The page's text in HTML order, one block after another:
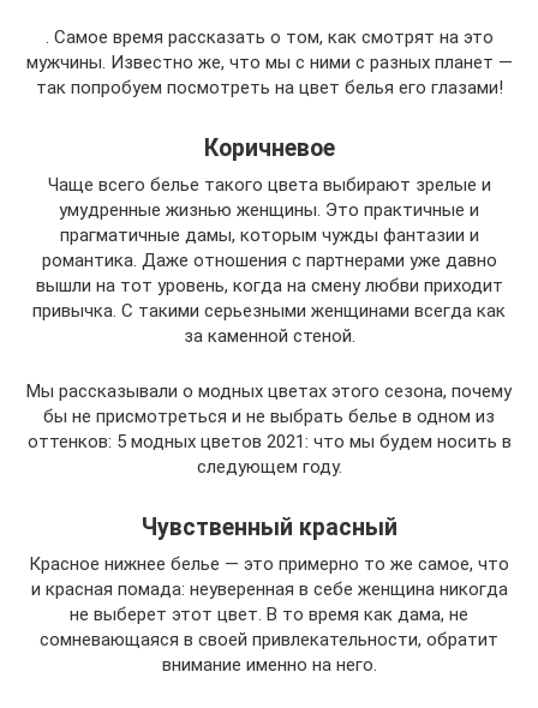
. Самое время рассказать о том, как смотрят на это
мужчины. Известно же, что мы с ними с разных планет —
так попробуем посмотреть на цвет белья его глазами!
Коричневое
Чаще всего белье такого цвета выбирают зрелые и
умудренные жизнью женщины. Это практичные и
прагматичные дамы, которым чужды фантазии и
романтика. Даже отношения с партнерами уже давно
вышли на тот уровень, когда на смену любви приходит
привычка. С такими серьезными женщинами всегда как
за каменной стеной.
Мы рассказывали о модных цветах этого сезона, почему
бы не присмотреться и не выбрать белье в одном из
оттенков: 5 модных цветов 2021: что мы будем носить в
следующем году.
Чувственный красный
Красное нижнее белье — это примерно то же самое, что
и красная помада: неуверенная в себе женщина никогда
не выберет этот цвет. В то время как дама, не
сомневающаяся в своей привлекательности, обратит
внимание именно на него.